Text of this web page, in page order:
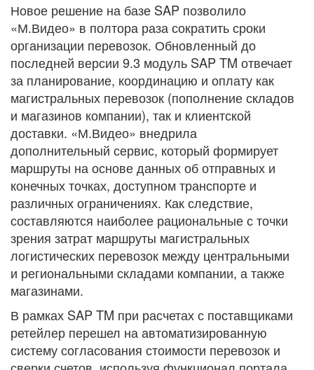
Новое решение на базе SAP позволило
«М.Видео» в полтора раза сократить сроки
организации перевозок. Обновленный до
последней версии 9.3 модуль SAP TM отвечает
за планирование, координацию и оплату как
магистральных перевозок (пополнение складов
и магазинов компании), так и клиентской
доставки. «М.Видео» внедрила
дополнительный сервис, который формирует
маршруты на основе данных об отправных и
конечных точках, доступном транспорте и
различных ограничениях. Как следствие,
составляются наиболее рациональные с точки
зрения затрат маршруты магистральных
логистических перевозок между центральными
и региональными складами компании, а также
магазинами.
В рамках SAP TM при расчетах с поставщиками
ретейлер перешел на автоматизированную
систему согласования стоимости перевозок и